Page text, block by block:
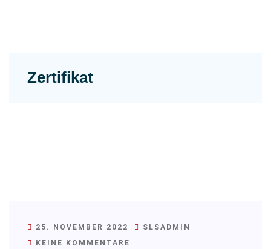
Zertifikat
25. NOVEMBER 2022
SLSADMIN
KEINE KOMMENTARE